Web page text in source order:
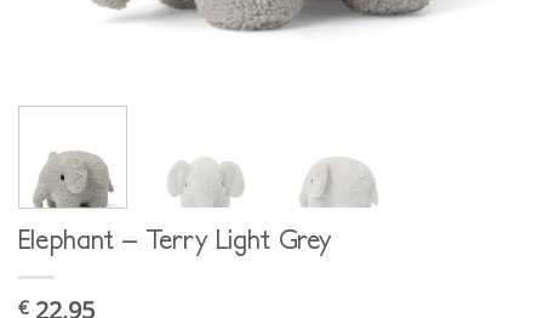
Elephant – Terry Light Grey
€ 22,95